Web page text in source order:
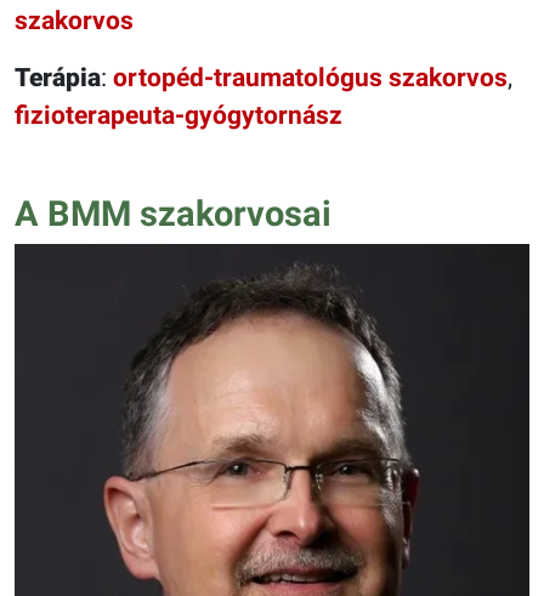
szakorvos
Terápia: ortopéd-traumatológus szakorvos,
fizioterapeuta-gyógytornász
A BMM szakorvosai